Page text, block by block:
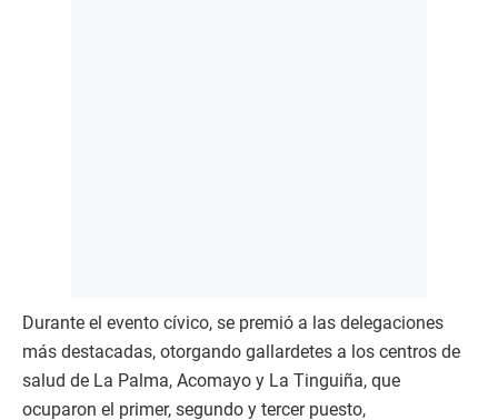
Durante el evento cívico, se premió a las delegaciones
más destacadas, otorgando gallardetes a los centros de
salud de La Palma, Acomayo y La Tinguiña, que
ocuparon el primer, segundo y tercer puesto,